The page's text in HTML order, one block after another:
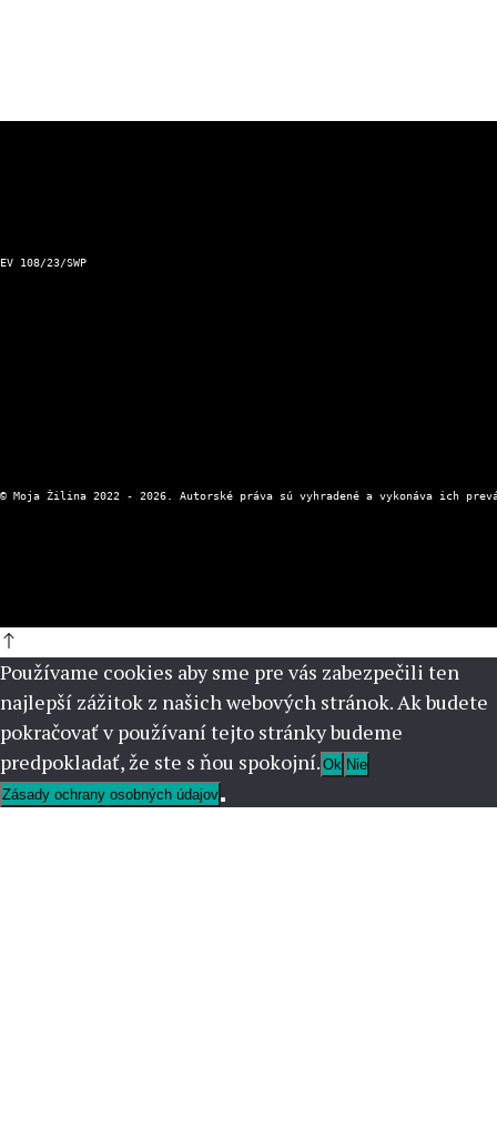
EV 108/23/SWP
Používame cookies aby sme pre vás zabezpečili ten
najlepší zážitok z našich webových stránok. Ak budete
pokračovať v používaní tejto stránky budeme
predpokladať, že ste s ňou spokojní. Ok Nie
Zásady ochrany osobných údajov